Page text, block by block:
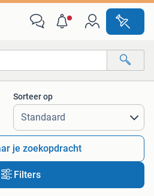
Sorteer op
je zoekopdracht
Filters